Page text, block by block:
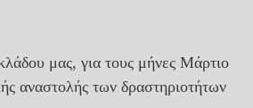
αναστολής των δραστηριοτήτων